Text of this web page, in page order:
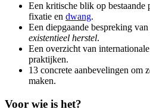
Een kritische blik op bestaande
fixatie en dwang.
Een diepgaande bespreking van
existentieel herstel.
Een overzicht van
praktijken.
13 concrete aanbevelingen om
maken.
Voor wie is het?